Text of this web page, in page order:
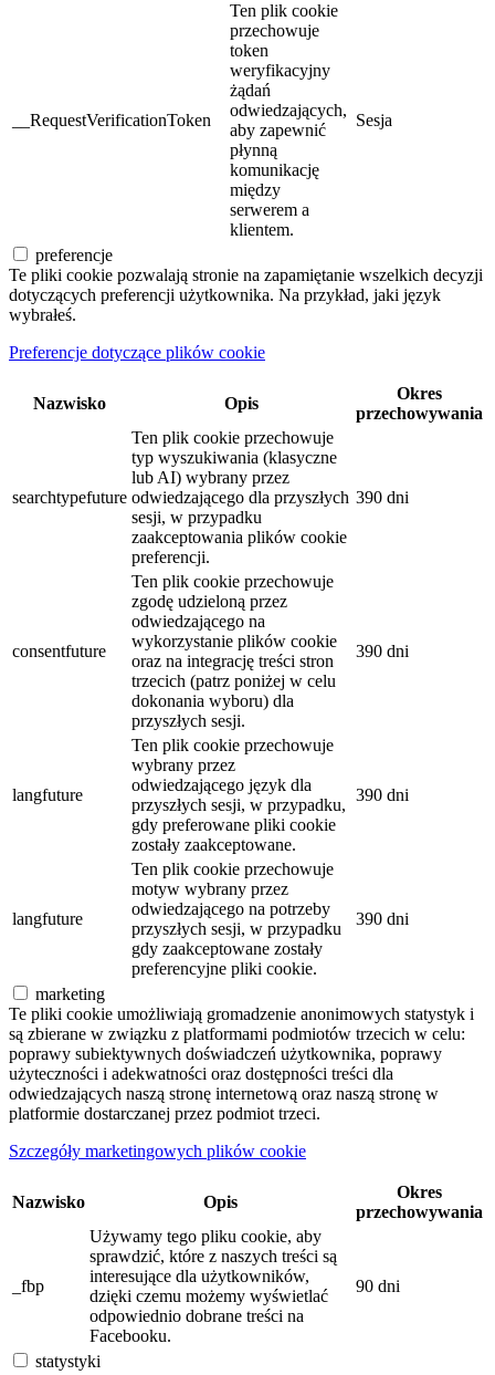
__RequestVerificationToken
Ten plik cookie
przechowuje
token
weryfikacyjny
żądań
odwiedzających,
aby zapewnić
płynną
komunikację
między
serwerem a
klientem.
Sesja
preferencje
Te pliki cookie pozwalają stronie na zapamiętanie wszelkich decyzji
dotyczących preferencji użytkownika. Na przykład, jaki język
wybrałeś.
Preferencje dotyczące plików cookie
Nazwisko Opis
Okres
przechowywania
searchtypefuture
Ten plik cookie przechowuje
typ wyszukiwania (klasyczne
lub AI) wybrany przez
odwiedzającego dla przyszłych
sesji, w przypadku
zaakceptowania plików cookie
preferencji.
390 dni
consentfuture
Ten plik cookie przechowuje
zgodę udzieloną przez
odwiedzającego na
wykorzystanie plików cookie
oraz na integrację treści stron
trzecich (patrz poniżej w celu
dokonania wyboru) dla
przyszłych sesji.
390 dni
langfuture
Ten plik cookie przechowuje
wybrany przez
odwiedzającego język dla
przyszłych sesji, w przypadku,
gdy preferowane pliki cookie
zostały zaakceptowane.
390 dni
langfuture
Ten plik cookie przechowuje
motyw wybrany przez
odwiedzającego na potrzeby
przyszłych sesji, w przypadku
gdy zaakceptowane zostały
preferencyjne pliki cookie.
390 dni
marketing
Te pliki cookie umożliwiają gromadzenie anonimowych statystyk i
są zbierane w związku z platformami podmiotów trzecich w celu:
poprawy subiektywnych doświadczeń użytkownika, poprawy
użyteczności i adekwatności oraz dostępności treści dla
odwiedzających naszą stronę internetową oraz naszą stronę w
platformie dostarczanej przez podmiot trzeci.
Szczegóły marketingowych plików cookie
Nazwisko Opis
Okres
przechowywania
_fbp
Używamy tego pliku cookie, aby
sprawdzić, które z naszych treści są
interesujące dla użytkowników,
dzięki czemu możemy wyświetlać
odpowiednio dobrane treści na
Facebooku.
90 dni
statystyki